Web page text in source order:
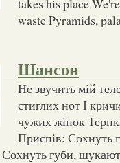
waste Pyramids,
Шансон
Не звучить мій
стиглих нот І
чужих жінок
Приспів: Сохнуть
Сохнуть губи,